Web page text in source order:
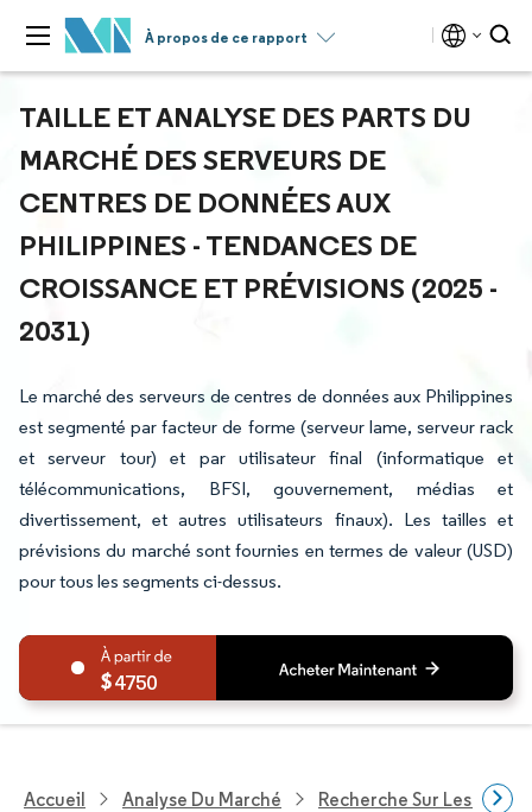
À propos de ce rapport
TAILLE ET ANALYSE DES PARTS DU
MARCHÉ DES SERVEURS DE
CENTRES DE DONNÉES AUX
PHILIPPINES - TENDANCES DE
CROISSANCE ET PRÉVISIONS (2025 -
2031)
Le marché des serveurs de centres de données aux Philippines
est segmenté par facteur de forme (serveur lame, serveur rack
et serveur tour) et par utilisateur final (informatique et
télécommunications, BFSI, gouvernement, médias et
divertissement, et autres utilisateurs finaux). Les tailles et
prévisions du marché sont fournies en termes de valeur (USD)
pour tous les segments ci-dessus.
4750
Accueil Analyse Du Marché Recherche Sur Les